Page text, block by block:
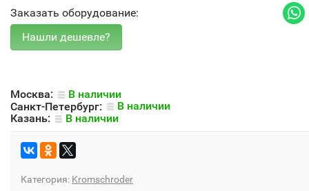
Заказать оборудование:
Москва:
В наличии
Санкт-Петербург:
В наличии
Казань:
В наличии
Категория: Kromschroder